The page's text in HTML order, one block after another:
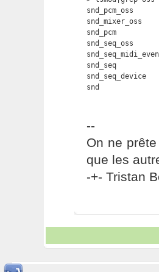
snd_pcm_oss
snd_mixer_oss
snd_pcm
snd_seq_oss
snd_seq
snd_seq_device
snd
--
On ne
que les
-+- Tristan